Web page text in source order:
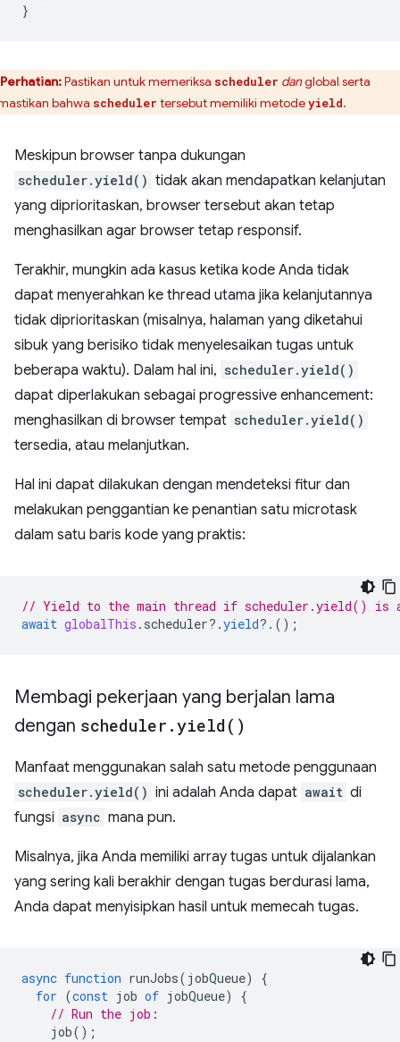
}
Perhatian:Pastikan untuk memeriksa scheduler danglobal serta
bahwa scheduler tersebut memiliki metodeyield.
Meskipun browser tanpa dukungan
scheduler.yield() tidak akan mendapatkan kelanjutan
yang diprioritaskan, browser tersebut akan tetap
menghasilkan agar browser tetap responsif.
Terakhir, mungkin ada kasus ketika kode Anda tidak
dapat menyerahkan ke thread utama jika kelanjutannya
tidak diprioritaskan (misalnya, halaman yang diketahui
sibuk yang berisiko tidak menyelesaikan tugas untuk
beberapa waktu). Dalam hal ini, scheduler.yield()
dapat diperlakukan sebagai progressive enhancement:
menghasilkan di browser tempat scheduler.yield()
tersedia, atau melanjutkan.
Hal ini dapat dilakukan dengan mendeteksi fitur dan
melakukan penggantian ke penantian satu microtask
dalam satu baris kode yang praktis:
// Yield to the main thread if scheduler.yield() is
await globalThis . scheduler? .yield? .();
Membagi pekerjaan yang berjalan lama
dengan scheduler .yield( )
Manfaat menggunakan salah satu metode penggunaan
scheduler.yield() ini adalah Anda dapat await di
fungsi async mana pun.
Misalnya, jika Anda memiliki array tugas untuk dijalankan
yang sering kali berakhir dengan tugas berdurasi lama,
Anda dapat menyisipkan hasil untuk memecah tugas.
async function runJobs( jobQueue)
{
for (const job of jobQueue)
{
// Run the job:
job();